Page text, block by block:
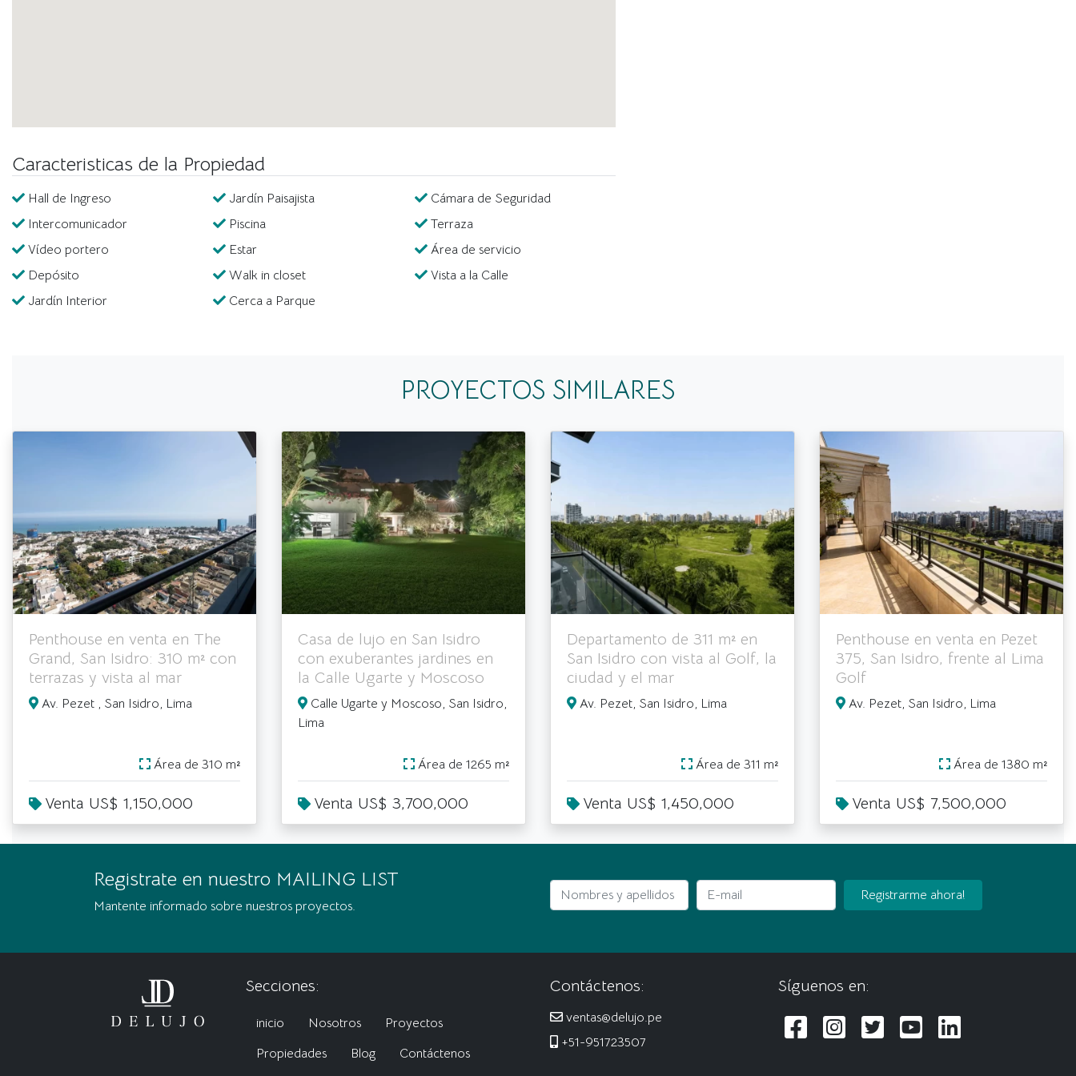
Caracteristicas de la Propiedad
Hall de Ingreso Jardín Paisajista
Cámara de Seguridad
Intercomunicador
Piscina
Terraza
Vídeo portero
Estar
Área de servicio
Depósito
Walk in closet
Vista a la Calle
Jardín Interior
Cerca a Parque
PROYECTOS SIMILARES
Penthouse en venta en The
Grand, San Isidro: 310 m² con
terrazas y vista al mar
Av. Pezet , San Isidro, Lima
Área de 310 m²
Venta US$ 1,150,000
Casa de lujo en San Isidro
con exuberantes jardines en
la Calle Ugarte y Moscoso
Calle Ugarte y Moscoso, San Isidro,
Lima
Área de 1265 m²
Venta US$ 3,700,000
Departamento de 311 m² en
San Isidro con vista al Golf, la
ciudad y el mar
Av. Pezet, San Isidro, Lima
Área de 311 m²
Venta US$ 1,450,000
Penthouse en venta en Pezet
375, San Isidro, frente al Lima
Golf
Av. Pezet, San Isidro, Lima
Área de 1380 m²
Venta US$ 7,500,000
Registrate en nuestro MAILING LIST
Mantente informado sobre nuestros proyectos.
Nombres y apellidos E-mail Registrarme ahora!
Secciones:
inicio Nosotros
Proyectos
Propiedades
Blog Contáctenos
Contáctenos:
ventas@delujo.pe
+51-951723507
Síguenos en: